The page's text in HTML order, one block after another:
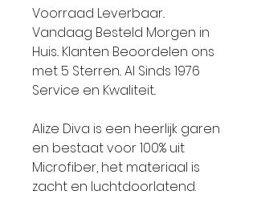
Voorraad Leverbaar..
Vandaag Besteld Morgen in
Huis.. Klanten Beoordelen ons
met 5 Sterren.. Al Sinds 1976
Service en Kwaliteit..
Alize Diva is een heerlijk garen
en bestaat voor 100% uit
Microfiber, het materiaal is
zacht en luchtdoorlatend.